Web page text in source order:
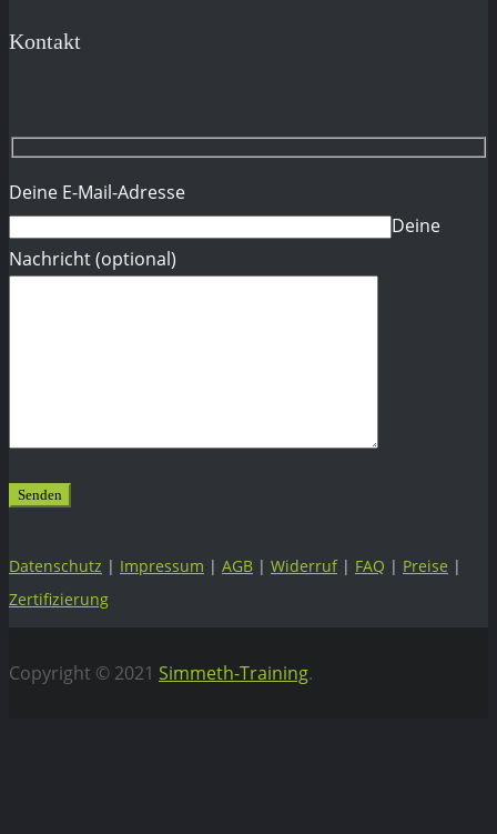
Kontakt
Deine E-Mail-Adresse
Deine
Nachricht (optional)
Datenschutz | Impressum | AGB | Widerruf| FAQ | Preise |
Zertifizierung
Copyright © 2021 Simmeth-Training.